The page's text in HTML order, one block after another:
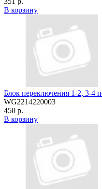
В корзину
Блок переключения 1-2, 3-4
WG2214220003
450 р.
В корзину